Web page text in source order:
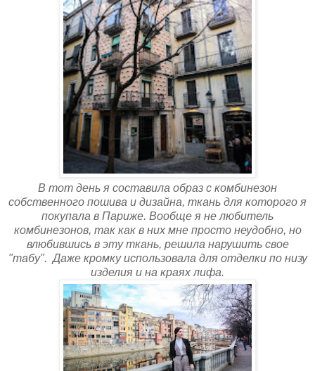
В тот день я составила образ с комбинезон
собственного пошива и дизайна, ткань для которого я
покупала в Париже. Вообще я не любитель
комбинезонов, так как в них мне просто неудобно, но
влюбившись в эту ткань, решила нарушить свое
"табу". Даже кромку использовала для отделки по низу
изделия и на краях лифа.